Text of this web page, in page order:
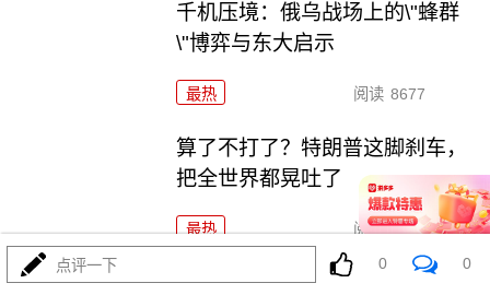
千机压境：俄乌战场上的\"蜂群
\"博弈与东大启示
最热 阅读 8677
算了不打了？特朗普这脚刹车，
把全世界都晃吐了
最热 阅读 15961
一张图让印度陷入死寂，五枚金牌背后的终极真相
点评一下 0 0